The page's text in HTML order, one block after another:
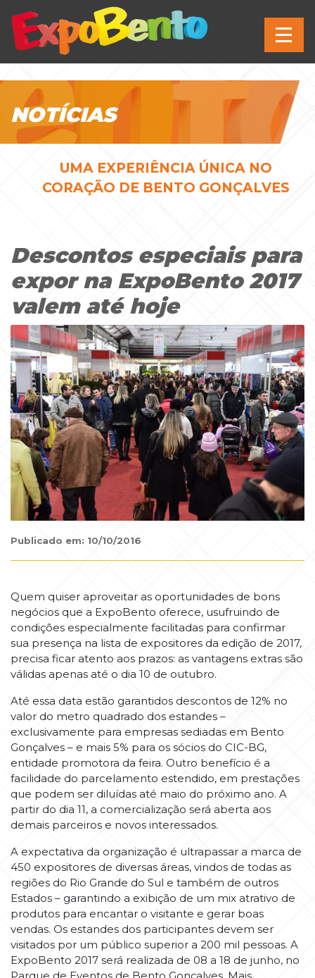
NOTÍCIAS
UMA EXPERIÊNCIA ÚNICA NO
CORAÇÃO DE BENTO GONÇALVES
Descontos especiais para
expor na ExpoBento 2017
valem até hoje
Publicado em: 10/10/2016
Quem quiser aproveitar as oportunidades de bons
negócios que a ExpoBento oferece, usufruindo de
condições especialmente facilitadas para confirmar
sua presença na lista de expositores da edição de 2017,
precisa ficar atento aos prazos: as vantagens extras são
válidas apenas até o dia 10 de outubro.
Até essa data estão garantidos descontos de 12% no
valor do metro quadrado dos estandes –
exclusivamente para empresas sediadas em Bento
Gonçalves – e mais 5% para os sócios do CIC-BG,
entidade promotora da feira. Outro benefício é a
facilidade do parcelamento estendido, em prestações
que podem ser diluídas até maio do próximo ano. A
partir do dia 11, a comercialização será aberta aos
demais parceiros e novos interessados.
A expectativa da organização é ultrapassar a marca de
450 expositores de diversas áreas, vindos de todas as
regiões do Rio Grande do Sul e também de outros
Estados – garantindo a exibição de um mix atrativo de
produtos para encantar o visitante e gerar boas
vendas. Os estandes dos participantes devem ser
visitados por um público superior a 200 mil pessoas. A
ExpoBento 2017 será realizada de 08 a 18 de junho, no